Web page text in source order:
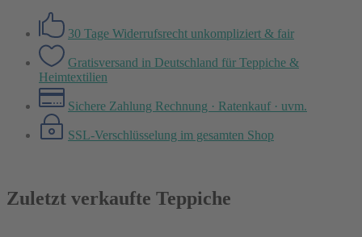
30 Tage Widerrufsrecht unkompliziert & fair
Gratisversand in Deutschland für Teppiche &
Heimtextilien
Sichere Zahlung Rechnung · Ratenkauf · uvm.
SSL-Verschlüsselung im gesamten Shop
Zuletzt verkaufte Teppiche